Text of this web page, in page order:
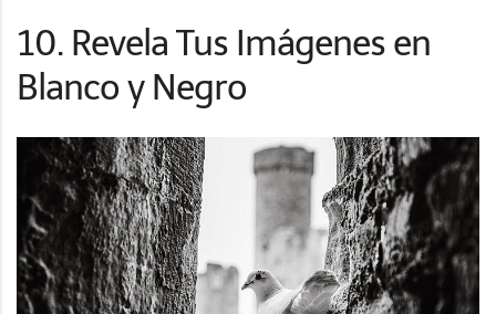
10. Revela Tus Imágenes en
Blanco y Negro